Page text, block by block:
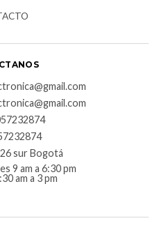
sur Bogotá
9 am a 6:30 pm
am a 3 pm